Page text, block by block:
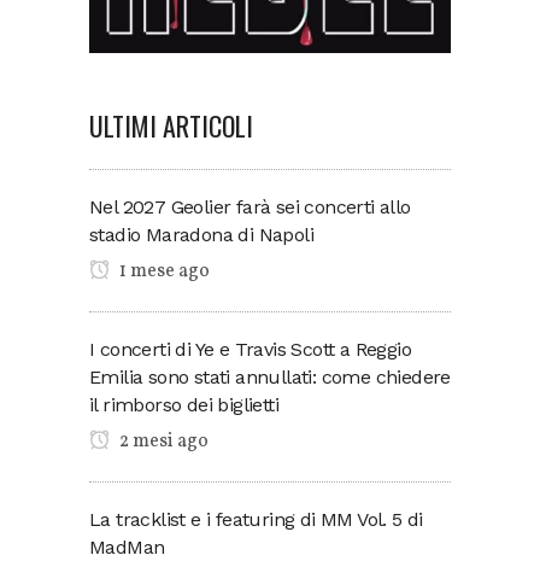
ULTIMI ARTICOLI
Nel 2027 Geolier farà sei concerti allo
stadio Maradona di Napoli
1 mese ago
I concerti di Ye e Travis Scott a Reggio
Emilia sono stati annullati: come chiedere
il rimborso dei biglietti
2 mesi ago
La tracklist e i featuring di MM Vol. 5 di
MadMan